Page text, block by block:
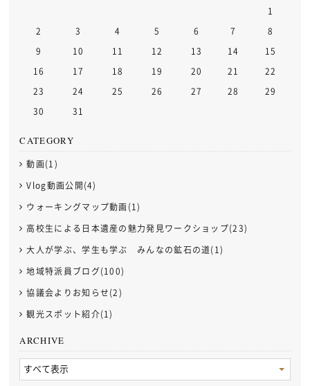
1
2 3 4 5 6 7 8
9 10 11 12 13 14 15
16 17 18 19 20 21 22
23 24 25 26 27 28 29
30 31
CATEGORY
動画(1)
Vlog動画公開(4)
ウォーキングマップ動画(1)
高校生による日本遺産の魅力発見ワークショップ(23)
大人が学ぶ、学生も学ぶ みんなの鉱石の道(1)
地域特派員ブログ(100)
協議会よりお知らせ(2)
観光スポット紹介(1)
ARCHIVE